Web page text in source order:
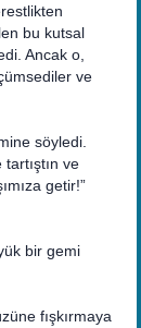
bu kutsal
Ancak o,
ve
söyledi.
ve
getir!”
bir gemi
fışkırmaya